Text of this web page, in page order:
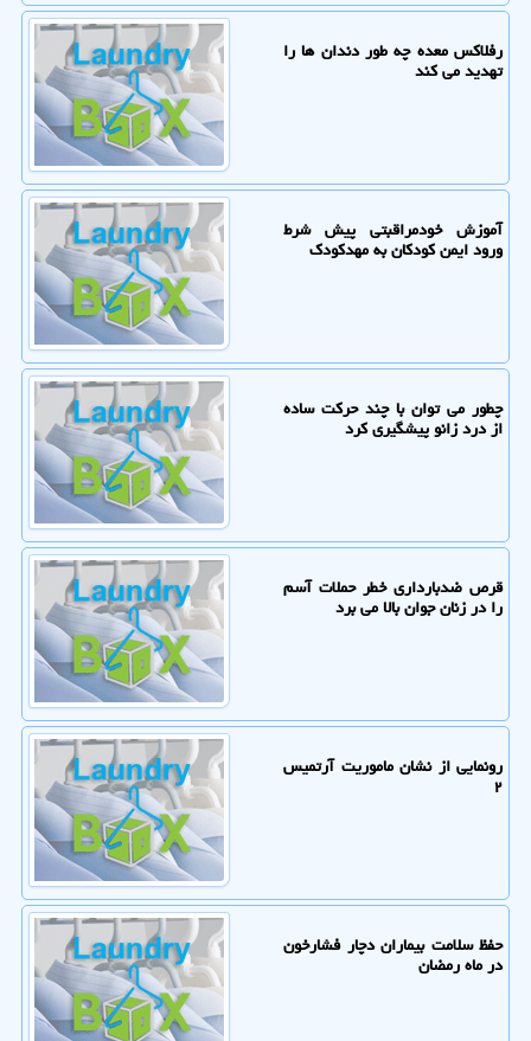
رفلاکس معده چه طور دندان ها را
تهدید می کند
آموزش خودمراقبتی پیش شرط
ورود ایمن کودکان به مهدکودک
چطور می توان با چند حرکت ساده
از درد زانو پیشگیری کرد
قرص ضدبارداری خطر حملات آسم
را در زنان جوان بالا می برد
رونمایی از نشان ماموریت آرتمیس
۲
حفظ سلامت بیماران دچار فشارخون
در ماه رمضان